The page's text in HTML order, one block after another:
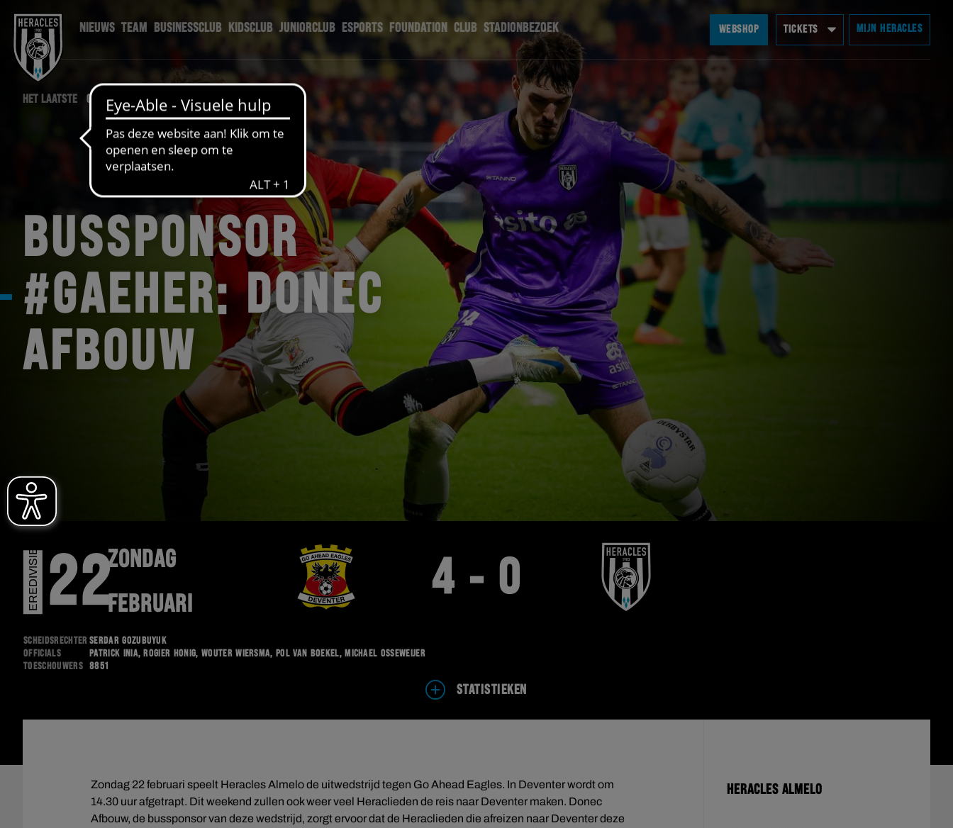
NIEUWS TEAM BUSINESSCLUB KIDSCLUB JUNIORCLUB ESPORTS FOUNDATION CLUB STADIONBEZOEK WEBSHOP TICKETS MIJN HERACLES
HET LAATSTE GAEHER NIEUWS
BUSSPONSOR
#GAEHER: DONEC
AFBOUW
EREDIVISIE 22ZONDAG
FEBRUARI
4 - 0
Scheidsrechter Serdar Gözübüyük
Officials
Patrick Inia, Rogier Honig, Wouter Wiersma, Pol van Boekel, Michael Osseweijer
Toeschouwers
8851
STATISTIEKEN
Zondag 22 februari speelt Heracles Almelo de uitwedstrijd tegen Go Ahead Eagles. In Deventer wordt om
14.30 uur afgetrapt. Dit weekend zullen ook weer veel Heraclieden de reis naar Deventer maken. Donec
Afbouw, de bussponsor van deze wedstrijd, zorgt ervoor dat de Heraclieden die afreizen naar Deventer deze
HERACLES ALMELO